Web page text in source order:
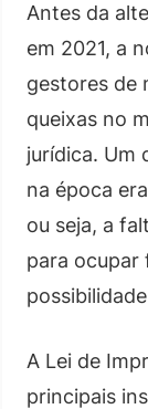
Antes da
em 2021, a
gestores de
queixas no
jurídica. Um
na época
ou seja, a
para ocupar
A Lei de
principais